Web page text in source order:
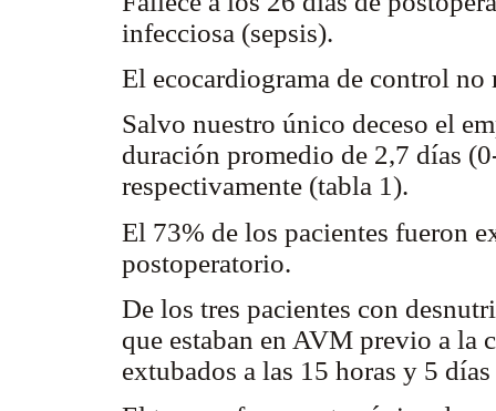
infecciosa (sepsis).
El ecocardiograma de control
Salvo nuestro único deceso el
duración promedio de 2,7 días
respectivamente (tabla 1).
El 73% de los pacientes fueron
postoperatorio.
De los tres pacientes con
que estaban en AVM previo a la
extubados a las 15 horas y 5